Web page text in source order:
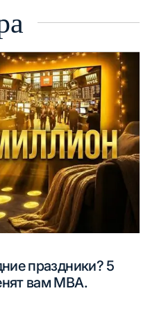
праздники? 5
вам MBA.